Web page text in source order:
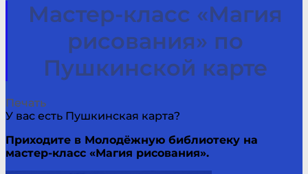
Мастер-класс «Магия
рисования» по
Пушкинской карте
Печать
У вас есть Пушкинская карта?
Приходите в Молодёжную библиотеку на
мастер-класс «Магия рисования».